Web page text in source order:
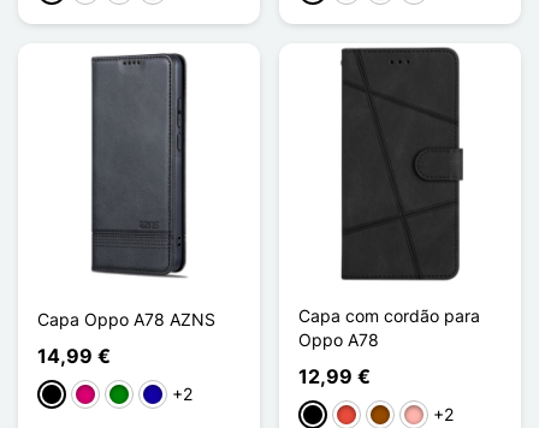
Capa Oppo A78 AZNS
14,99 €
PretoMagenta
VerdeAzul Escuro
+2
Capa com cordão para
Oppo A78
12,99 €
PretoVermelhoCastanho
Ouro rosa
+2